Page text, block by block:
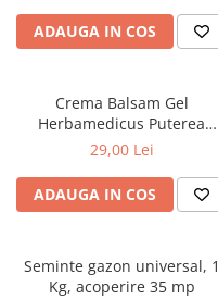
ADAUGA IN COS
Crema Balsam Gel
Herbamedicus Puterea
Ursului 250ml
29,00 Lei
ADAUGA IN COS
Seminte gazon universal, 1
Kg, acoperire 35 mp